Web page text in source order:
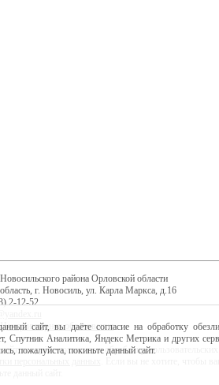
района Орловской области
г. Новосиль, ул. Карла Маркса, д.16
2-12-52
Центр интернет-образования
вы даёте согласие на обработку
сайт, вы даёте согласие на обработку
Спутник Аналитика, Яндекс Метрика и других
пожалуйста, покиньте данный сайт.